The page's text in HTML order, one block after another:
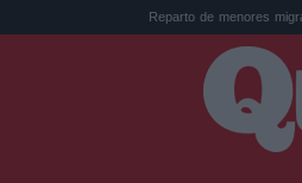
Reparto de menores migrantes de